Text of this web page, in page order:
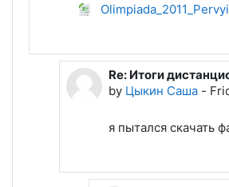
In reply to Лапшева
Re: Итоги
by Цыкин Саша -
я пытался скачать